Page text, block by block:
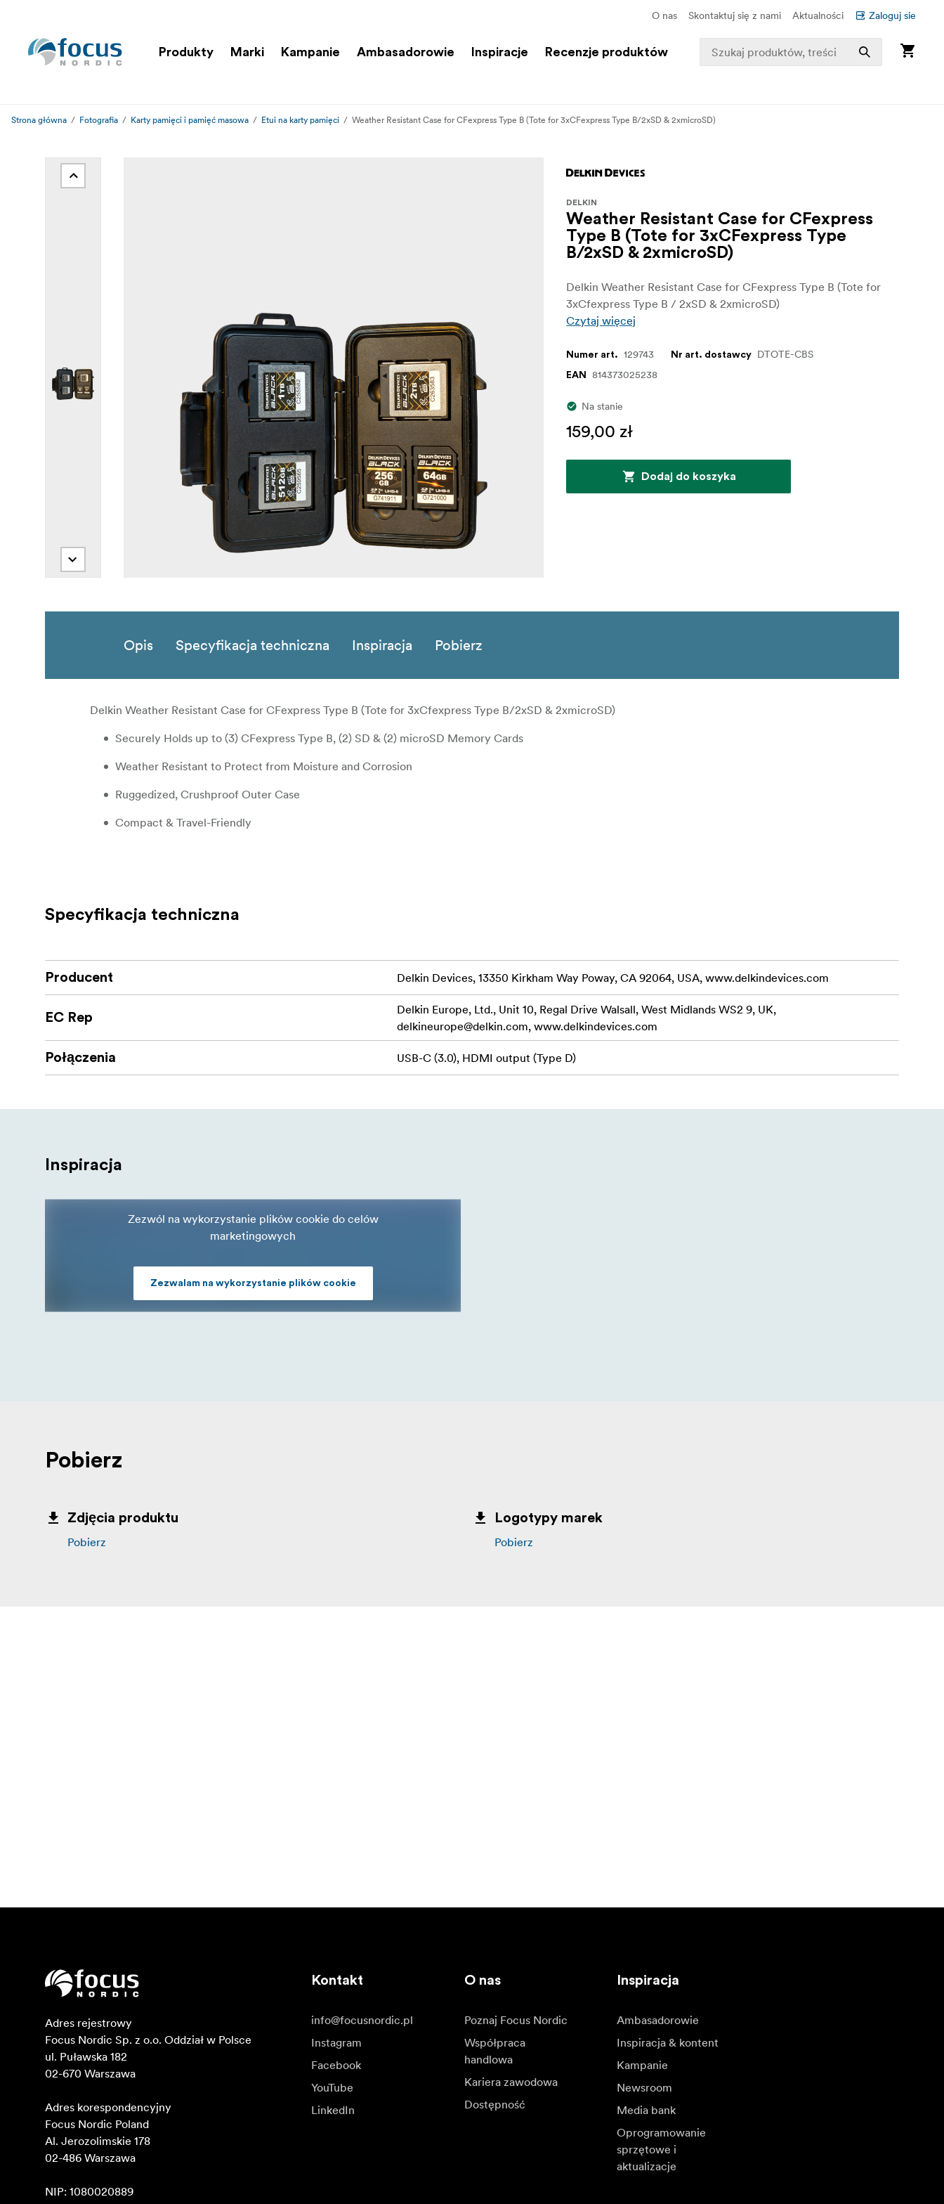
O nas Skontaktuj się z nami Aktualności Zaloguj sie
Produkty Marki Kampanie Ambasadorowie Inspiracje Recenzje produktów
Strona główna Fotografia Karty pamięci i pamięć masowa Etui na karty pamięci Weather Resistant Case for CFexpress Type B (Tote for 3xCFexpress Type B/2xSD & 2xmicroSD)
DELKIN
Weather Resistant Case for CFexpress
Type B (Tote for 3xCFexpress Type
B/2xSD & 2xmicroSD)
Delkin Weather Resistant Case for CFexpress Type B (Tote for
3xCfexpress Type B / 2xSD & 2xmicroSD)
Czytaj więcej
Numer art. 129743 Nr art. dostawcy DTOTE-CBS
EAN 814373025238
Na stanie
159,00 zł
Dodaj do koszyka
Opis Specyfikacja techniczna Inspiracja Pobierz
Delkin Weather Resistant Case for CFexpress Type B (Tote for 3xCfexpress Type B/2xSD & 2xmicroSD)
Securely Holds up to (3) CFexpress Type B, (2) SD & (2) microSD Memory Cards
Weather Resistant to Protect from Moisture and Corrosion
Ruggedized, Crushproof Outer Case
Compact & Travel-Friendly
Specyfikacja techniczna
Producent Delkin Devices, 13350 Kirkham Way Poway, CA 92064, USA, www.delkindevices.com
EC Rep
Delkin Europe, Ltd., Unit 10, Regal Drive Walsall, West Midlands WS2 9, UK,
delkineurope@delkin.com, www.delkindevices.com
Połączenia USB-C (3.0), HDMI output (Type D)
Inspiracja
Zezwól na wykorzystanie plików cookie do celów
marketingowych
Zezwalam na wykorzystanie plików cookie
Pobierz
Zdjęcia produktu
Pobierz
Logotypy marek
Pobierz
Adres rejestrowy
Focus Nordic Sp. z o.o. Oddział w Polsce
ul. Puławska 182
02-670 Warszawa
Adres korespondencyjny
Focus Nordic Poland
Al. Jerozolimskie 178
02-486 Warszawa
NIP: 1080020889
Kontakt
info@focusnordic.pl
Instagram
Facebook
YouTube
LinkedIn
O nas
Poznaj Focus Nordic
Współpraca
handlowa
Kariera zawodowa
Dostępność
Inspiracja
Ambasadorowie
Inspiracja & kontent
Kampanie
Newsroom
Media bank
Oprogramowanie
sprzętowe i
aktualizacje